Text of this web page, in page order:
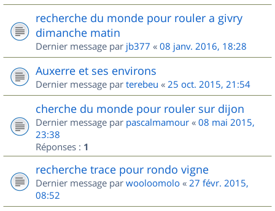
recherche du monde pour rouler a givry
dimanche matin
Dernier message par jb377 « 08 janv. 2016, 18:28
Auxerre et ses environs
Dernier message par terebeu « 25 oct. 2015, 21:54
cherche du monde pour rouler sur dijon
Dernier message par pascalmamour « 08 mai 2015,
23:38
Réponses : 1
recherche trace pour rondo vigne
Dernier message par wooloomolo « 27 févr. 2015,
08:52